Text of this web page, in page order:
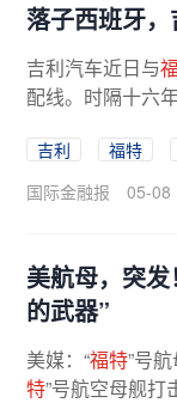
落子西班牙
吉利汽车近日与
配线。时隔十六
吉利 福特
国际金融报
05-08
美航母，突发
的武器”
美媒：“福特”号
特”号航空母舰